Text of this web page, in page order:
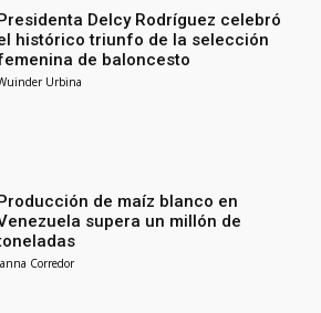
Presidenta Delcy Rodríguez celebró
histórico triunfo de la selección
de baloncesto
Urbina
de maíz blanco en
supera un millón de
Corredor